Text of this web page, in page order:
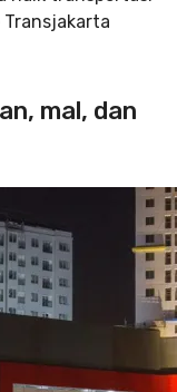
Transjakarta
mal, dan